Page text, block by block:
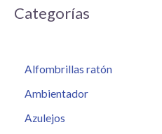
Categorías
Alfombrillas ratón
Ambientador
Azulejos